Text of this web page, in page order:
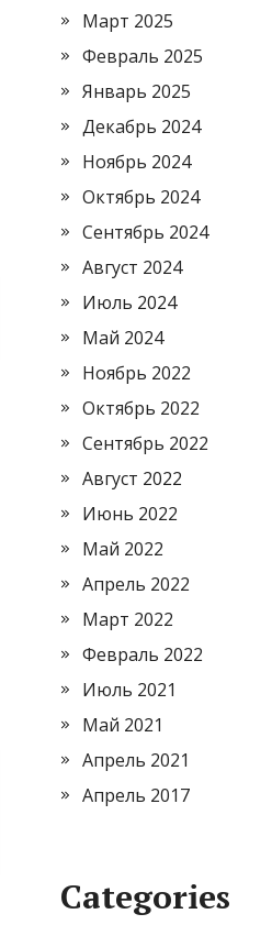
Март 2025
Февраль 2025
Январь 2025
Декабрь 2024
Ноябрь 2024
Октябрь 2024
Сентябрь 2024
Август 2024
Июль 2024
Май 2024
Ноябрь 2022
Октябрь 2022
Сентябрь 2022
Август 2022
Июнь 2022
Май 2022
Апрель 2022
Март 2022
Февраль 2022
Июль 2021
Май 2021
Апрель 2021
Апрель 2017
Categories